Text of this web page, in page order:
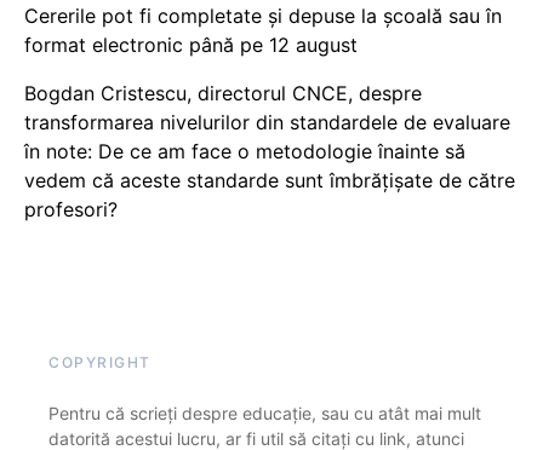
Cererile pot fi completate și depuse la școală sau în
format electronic până pe 12 august
Bogdan Cristescu, directorul CNCE, despre
transformarea nivelurilor din standardele de evaluare
în note: De ce am face o metodologie înainte să
vedem că aceste standarde sunt îmbrățișate de către
profesori?
COPYRIGHT
Pentru că scrieți despre educație, sau cu atât mai mult
datorită acestui lucru, ar fi util să citați cu link, atunci